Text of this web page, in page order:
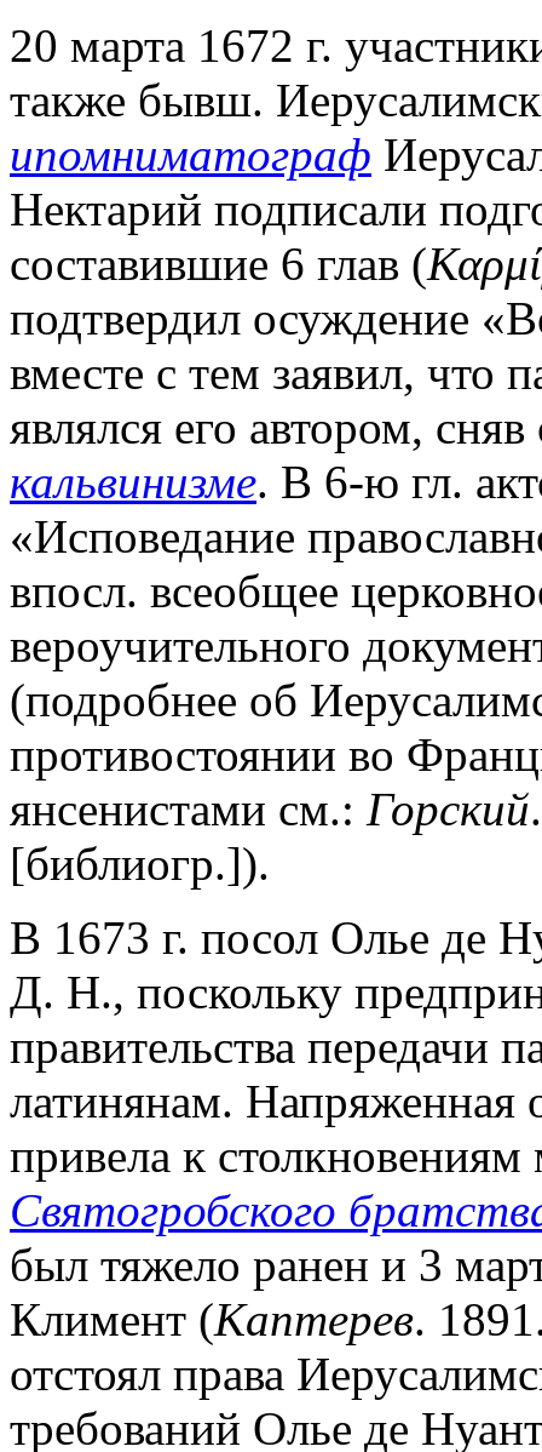
20 марта 1672 г.
также бывш.
ипомниматограф
Нектарий подписали
составившие 6 глав (
подтвердил осуждение
вместе с тем заявил, что
являлся его автором,
кальвинизме. В 6-ю гл.
«Исповедание
впосл. всеобщее
вероучительного
(подробнее об
противостоянии во
янсенистами см.: Горский
[библиогр.]).
В 1673 г. посол Олье де
Д. Н., поскольку
правительства передачи
латинянам. Напряженная
привела к
Святогробского
был тяжело ранен и 3
Климент (Каптерев.
отстоял права
требований Олье де